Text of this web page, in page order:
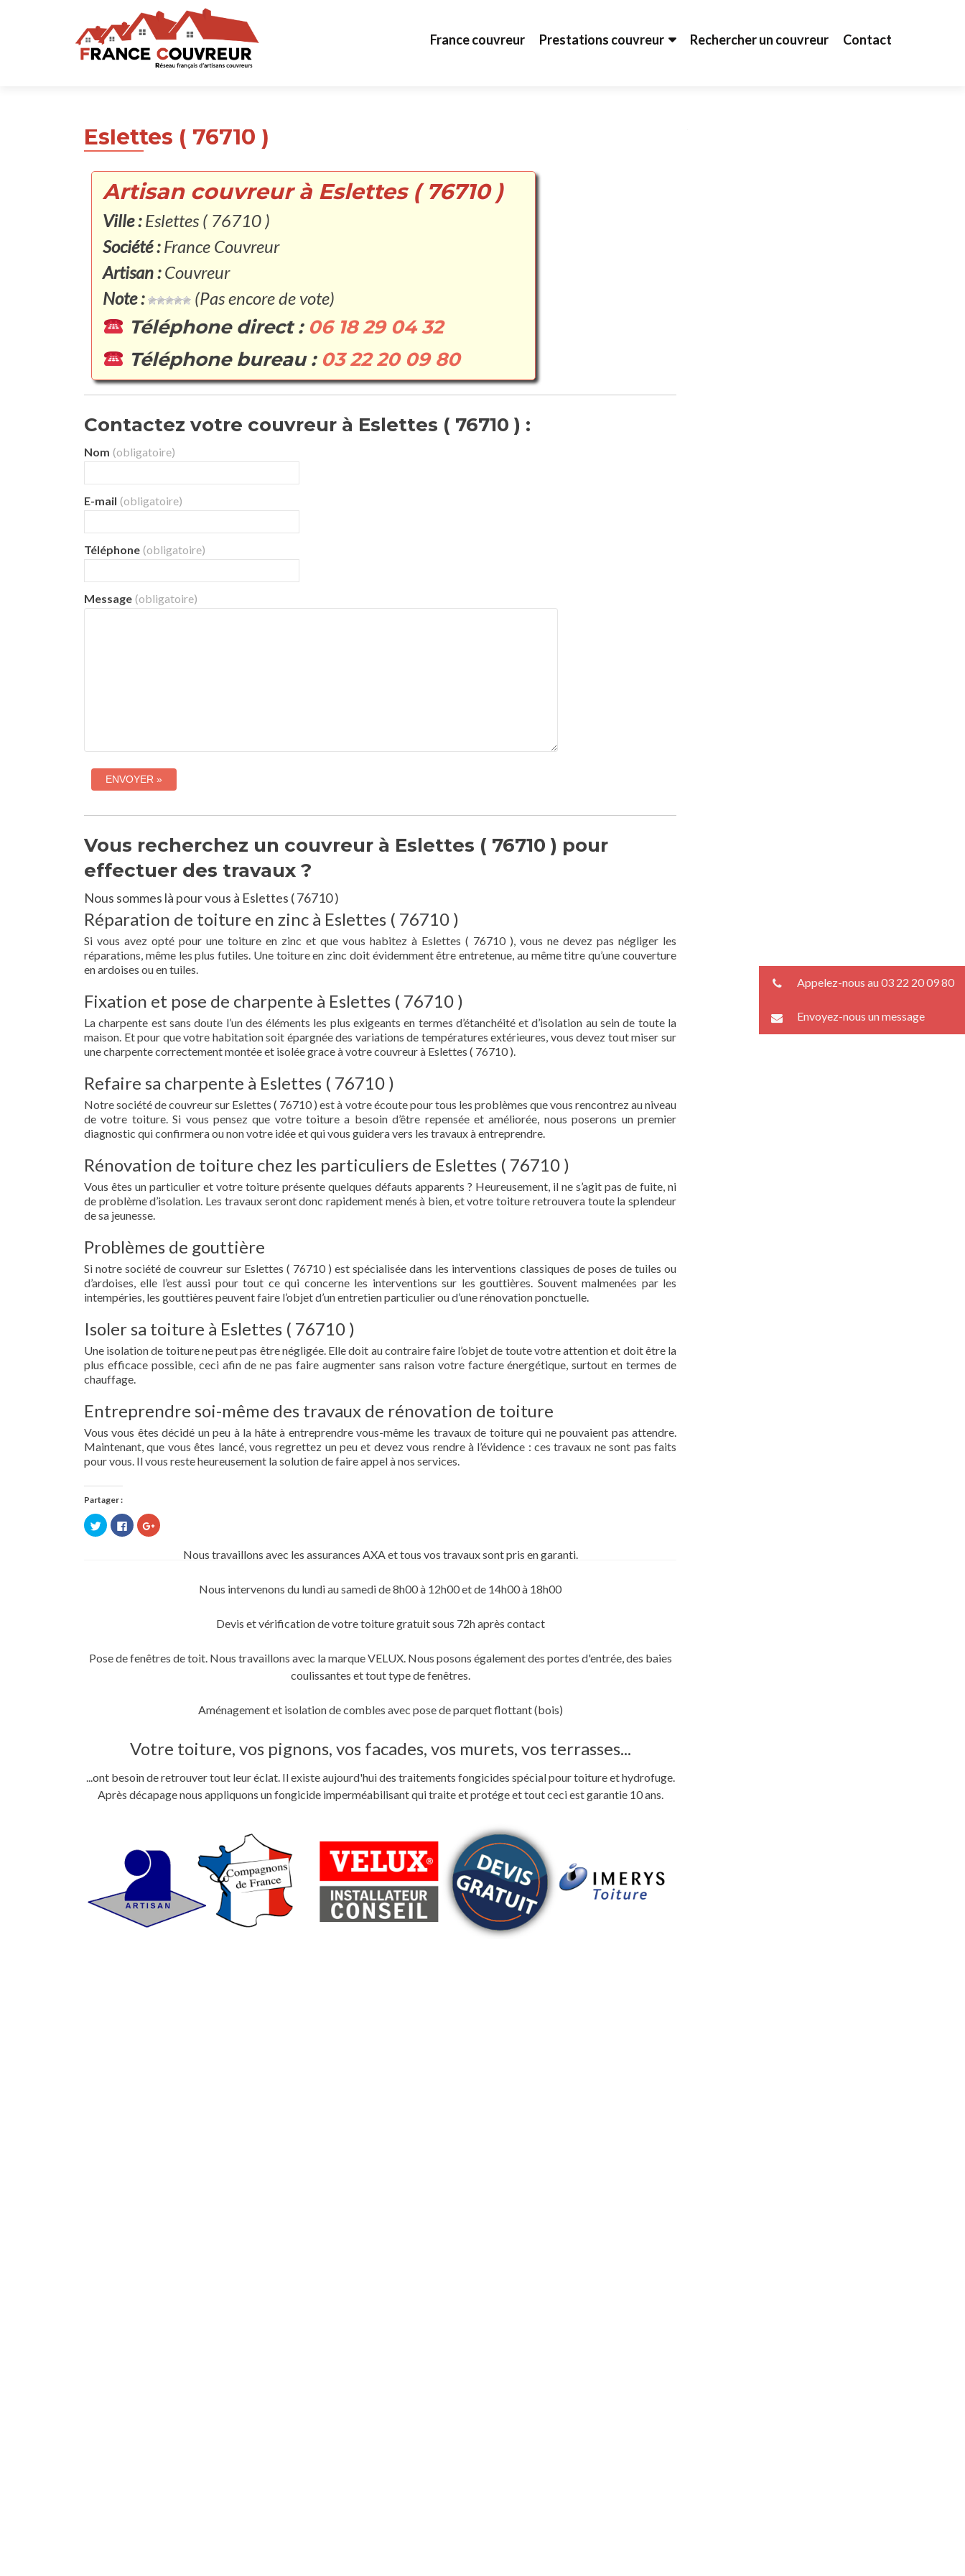
France couvreur Prestations couvreur Rechercher un couvreur Contact
Eslettes ( 76710 )
Artisan couvreur à Eslettes ( 76710 )
Ville :Eslettes ( 76710 )
Société :France Couvreur
Artisan :Couvreur
Note :
(Pas encore de vote)
Téléphone direct : 06 18 29 04 32
Téléphone bureau : 03 22 20 09 80
Contactez votre couvreur à Eslettes ( 76710 ) :
Nom (obligatoire)
E-mail (obligatoire)
Téléphone (obligatoire)
Message (obligatoire)
Vous recherchez un couvreur à Eslettes ( 76710 ) pour
effectuer des travaux ?
Nous sommes là pour vous à Eslettes ( 76710 )
Réparation de toiture en zinc à Eslettes ( 76710 )
Si vous avez opté pour une toiture en zinc et que vous habitez à Eslettes ( 76710 ), vous ne devez pas négliger les
réparations, même les plus futiles. Une toiture en zinc doit évidemment être entretenue, au même titre qu’une couverture
en ardoises ou en tuiles.
Fixation et pose de charpente à Eslettes ( 76710 )
La charpente est sans doute l’un des éléments les plus exigeants en termes d’étanchéité et d’isolation au sein de toute la
maison. Et pour que votre habitation soit épargnée des variations de températures extérieures, vous devez tout miser sur
une charpente correctement montée et isolée grace à votre couvreur à Eslettes ( 76710 ).
Refaire sa charpente à Eslettes ( 76710 )
Notre société de couvreur sur Eslettes ( 76710 ) est à votre écoute pour tous les problèmes que vous rencontrez au niveau
de votre toiture. Si vous pensez que votre toiture a besoin d’être repensée et améliorée, nous poserons un premier
diagnostic qui confirmera ou non votre idée et qui vous guidera vers les travaux à entreprendre.
Rénovation de toiture chez les particuliers de Eslettes ( 76710 )
Vous êtes un particulier et votre toiture présente quelques défauts apparents ? Heureusement, il ne s’agit pas de fuite, ni
de problème d’isolation. Les travaux seront donc rapidement menés à bien, et votre toiture retrouvera toute la splendeur
de sa jeunesse.
Problèmes de gouttière
Si notre société de couvreur sur Eslettes ( 76710 ) est spécialisée dans les interventions classiques de poses de tuiles ou
d’ardoises, elle l’est aussi pour tout ce qui concerne les interventions sur les gouttières. Souvent malmenées par les
intempéries, les gouttières peuvent faire l’objet d’un entretien particulier ou d’une rénovation ponctuelle.
Isoler sa toiture à Eslettes ( 76710 )
Une isolation de toiture ne peut pas être négligée. Elle doit au contraire faire l’objet de toute votre attention et doit être la
plus efficace possible, ceci afin de ne pas faire augmenter sans raison votre facture énergétique, surtout en termes de
chauffage.
Entreprendre soi-même des travaux de rénovation de toiture
Vous vous êtes décidé un peu à la hâte à entreprendre vous-même les travaux de toiture qui ne pouvaient pas attendre.
Maintenant, que vous êtes lancé, vous regrettez un peu et devez vous rendre à l’évidence : ces travaux ne sont pas faits
pour vous. Il vous reste heureusement la solution de faire appel à nos services.
Partager :
Cliquez
pour
partager
Cliquez
pour
partager
Facebook(ouvre
Cliquez
pour
Google+Nous travaillons avec les assurances AXA et tous vos travaux sont pris en garanti.
Nous intervenons du lundi au samedi de 8h00 à 12h00 et de 14h00 à 18h00
Devis et vérification de votre toiture gratuit sous 72h après contact
Pose de fenêtres de toit. Nous travaillons avec la marque VELUX. Nous posons également des portes d'entrée, des baies
coulissantes et tout type de fenêtres.
Aménagement et isolation de combles avec pose de parquet flottant (bois)
Votre toiture, vos pignons, vos facades, vos murets, vos terrasses...
...ont besoin de retrouver tout leur éclat. Il existe aujourd'hui des traitements fongicides spécial pour toiture et hydrofuge.
Après décapage nous appliquons un fongicide imperméabilisant qui traite et protége et tout ceci est garantie 10 ans.
Appelez-nous au 03 22 20 09 80
Envoyez-nous un message